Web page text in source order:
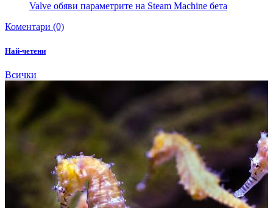
Valve обяви параметрите на Steam Machine бета
Коментари (0)
Най-четени
Всички